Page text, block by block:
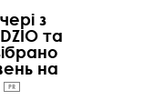
з
та
на
PR